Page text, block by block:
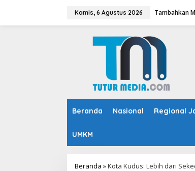
Kamis, 6 Agustus 2026 Tambahkan
Beranda Nasional Regional
UMKM
Beranda »Kota Kudus: Lebih dari